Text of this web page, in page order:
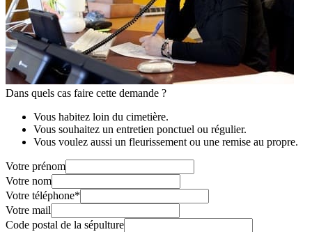
Dans quels cas faire cette demande ?
Vous habitez loin du cimetière.
Vous souhaitez un entretien ponctuel ou régulier.
Vous voulez aussi un fleurissement ou une remise au propre.
Votre prénom
Votre nom
Votre téléphone*
Votre mail
Code postal de la sépulture